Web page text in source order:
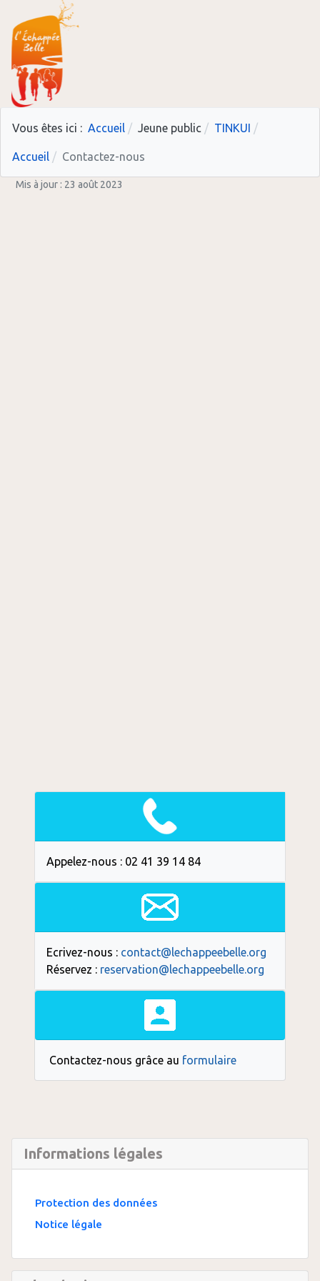
Vous êtes ici : Accueil Jeune public TINKUI
Accueil Contactez-nous
Mis à jour : 23 août 2023
Appelez-nous : 02 41 39 14 84
Ecrivez-nous : contact@lechappeebelle.org
Réservez : reservation@lechappeebelle.org
Contactez-nous grâce au formulaire
Informations légales
Protection des données
Notice légale